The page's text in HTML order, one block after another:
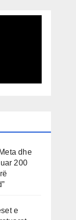
dhe
200
e